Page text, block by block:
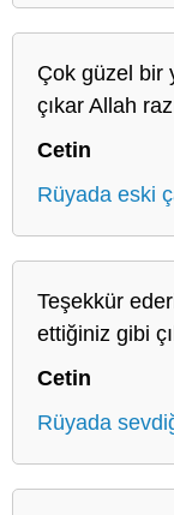
Çok güzel bir
çıkar Allah
Cetin
Rüyada eski
Teşekkür
ettiğiniz gibi
Cetin
Rüyada